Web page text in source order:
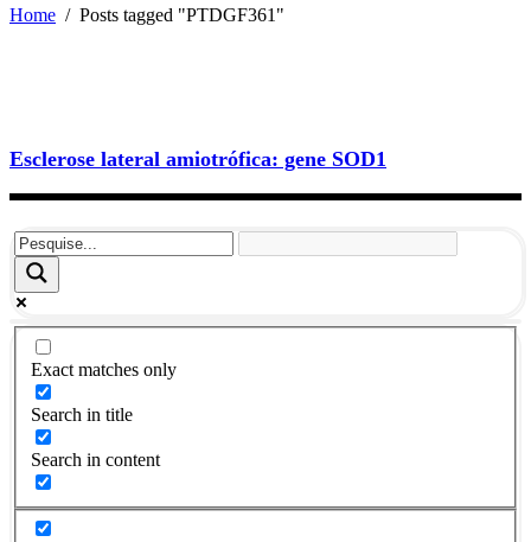
Home / Posts tagged "PTDGF361"
Esclerose lateral amiotrófica: gene SOD1
Exact matches only
Search in title
Search in content